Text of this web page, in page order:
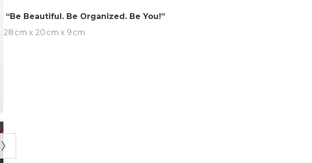
“Be Beautiful. Be Organized. Be You!”
28 cm x 20 cm x 9 cm